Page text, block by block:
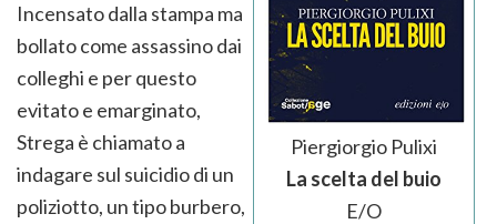
Piergiorgio Pulixi
La scelta del buio
E/O
Incensato dalla stampa ma
bollato come assassino dai
colleghi e per questo
evitato e emarginato,
Strega è chiamato a
indagare sul suicidio di un
poliziotto, un tipo burbero,